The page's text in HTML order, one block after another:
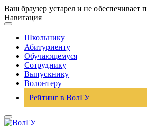
Ваш браузер устарел и не
Навигация
Школьнику
Абитуриенту
Обучающемуся
Сотруднику
Выпускнику
Волонтеру
Рейтинг в ВолГУ